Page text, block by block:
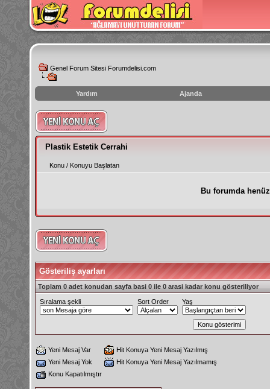
Genel Forum Sitesi Forumdelisi.com
Yardım Ajanda
instagram
izlenme
hilesi
Plastik Estetik Cerrahi
Konu / Konuyu Başlatan
Bu forumda
Gösteriliş ayarları
Toplam 0 adet konudan sayfa basi 0 ile 0 arasi kadar konu gösteriliyor
Sıralama şekli Sort Order Yaş
Yeni Mesaj Var
Hit Konuya Yeni Mesaj Yazılmış
Yeni Mesaj Yok
Hit Konuya Yeni Mesaj Yazılmamış
Konu Kapatılmıştır